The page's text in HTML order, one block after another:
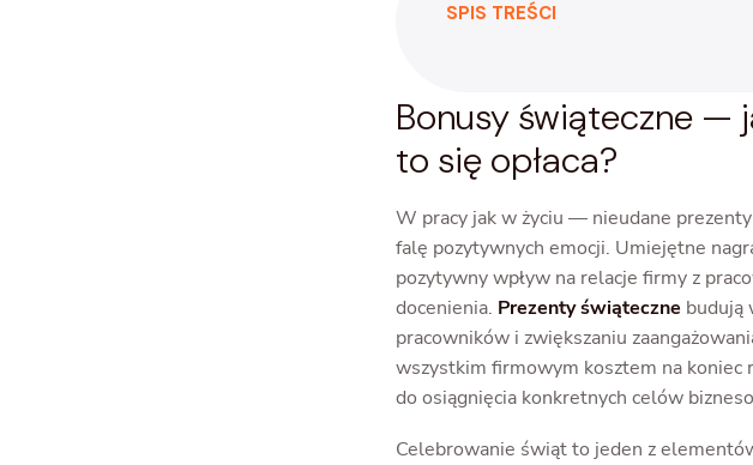
SPIS TREŚCI
Bonusy świąteczne —
to się opłaca?
W pracy jak w życiu — nieudane
falę pozytywnych emocji. Umiejętne
pozytywny wpływ na relacje firmy z
docenienia. Prezenty świąteczne budują
pracowników i zwiększaniu
wszystkim firmowym kosztem na koniec
do osiągnięcia konkretnych celów
Celebrowanie świąt to jeden z